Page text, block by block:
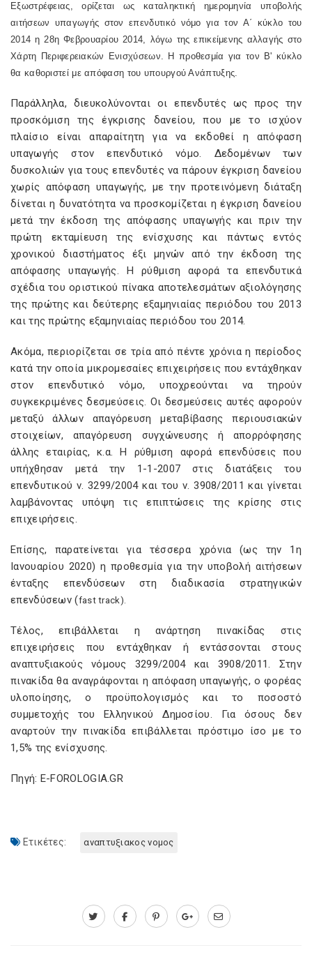
Εξωστρέφειας, ορίζεται ως καταληκτική ημερομηνία υποβολής
αιτήσεων υπαγωγής στον επενδυτικό νόμο για τον Α΄ κύκλο του
2014 η 28η Φεβρουαρίου 2014, λόγω της επικείμενης αλλαγής στο
Χάρτη Περιφερειακών Ενισχύσεων. Η προθεσμία για τον Β' κύκλο
θα καθοριστεί με απόφαση του υπουργού Ανάπτυξης.
Παράλληλα, διευκολύνονται οι επενδυτές ως προς την
προσκόμιση της έγκρισης δανείου, που με το ισχύον
πλαίσιο είναι απαραίτητη για να εκδοθεί η απόφαση
υπαγωγής στον επενδυτικό νόμο. Δεδομένων των
δυσκολιών για τους επενδυτές να πάρουν έγκριση δανείου
χωρίς απόφαση υπαγωγής, με την προτεινόμενη διάταξη
δίνεται η δυνατότητα να προσκομίζεται η έγκριση δανείου
μετά την έκδοση της απόφασης υπαγωγής και πριν την
πρώτη εκταμίευση της ενίσχυσης και πάντως εντός
χρονικού διαστήματος έξι μηνών από την έκδοση της
απόφασης υπαγωγής. Η ρύθμιση αφορά τα επενδυτικά
σχέδια του οριστικού πίνακα αποτελεσμάτων αξιολόγησης
της πρώτης και δεύτερης εξαμηνιαίας περιόδου του 2013
και της πρώτης εξαμηνιαίας περιόδου του 2014.
Ακόμα, περιορίζεται σε τρία από πέντε χρόνια η περίοδος
κατά την οποία μικρομεσαίες επιχειρήσεις που εντάχθηκαν
στον επενδυτικό νόμο, υποχρεούνται να τηρούν
συγκεκριμένες δεσμεύσεις. Οι δεσμεύσεις αυτές αφορούν
μεταξύ άλλων απαγόρευση μεταβίβασης περιουσιακών
στοιχείων, απαγόρευση συγχώνευσης ή απορρόφησης
άλλης εταιρίας, κ.α. Η ρύθμιση αφορά επενδύσεις που
υπήχθησαν μετά την 1-1-2007 στις διατάξεις του
επενδυτικού ν. 3299/2004 και του ν. 3908/2011 και γίνεται
λαμβάνοντας υπόψη τις επιπτώσεις της κρίσης στις
επιχειρήσεις.
Επίσης, παρατείνεται για τέσσερα χρόνια (ως την 1η
Ιανουαρίου 2020) η προθεσμία για την υποβολή αιτήσεων
ένταξης επενδύσεων στη διαδικασία στρατηγικών
επενδύσεων (fast track).
Τέλος, επιβάλλεται η ανάρτηση πινακίδας στις
επιχειρήσεις που εντάχθηκαν ή εντάσσονται στους
αναπτυξιακούς νόμους 3299/2004 και 3908/2011. Στην
πινακίδα θα αναγράφονται η απόφαση υπαγωγής, ο φορέας
υλοποίησης, ο προϋπολογισμός και το ποσοστό
συμμετοχής του Ελληνικού Δημοσίου. Για όσους δεν
αναρτούν την πινακίδα επιβάλλεται πρόστιμο ίσο με το
1,5% της ενίσχυσης.
Πηγή: E-FOROLOGIA.GR
Ετικέτες: αναπτυξιακος νομος